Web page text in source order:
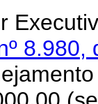
8.980,